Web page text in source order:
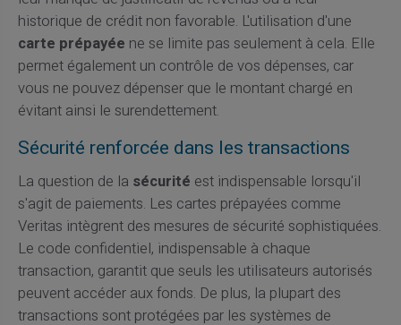
historique de crédit non favorable. L'utilisation d'une
carte prépayée ne se limite pas seulement à cela. Elle
permet également un contrôle de vos dépenses, car
vous ne pouvez dépenser que le montant chargé en
évitant ainsi le surendettement.
Sécurité renforcée dans les transactions
La question de la sécurité est indispensable lorsqu'il
s'agit de paiements. Les cartes prépayées comme
Veritas intègrent des mesures de sécurité sophistiquées.
Le code confidentiel, indispensable à chaque
transaction, garantit que seuls les utilisateurs autorisés
peuvent accéder aux fonds. De plus, la plupart des
transactions sont protégées par les systèmes de